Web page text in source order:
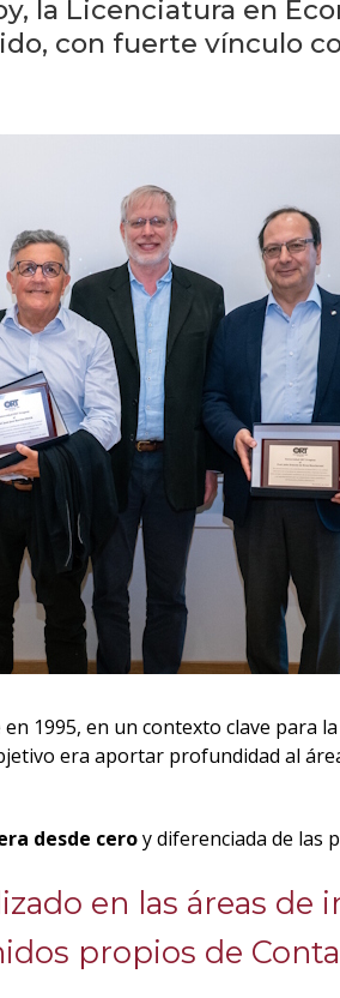
la Licenciatura en
con fuerte vínculo
1995, en un contexto clave para
era aportar profundidad al
desde ceroy diferenciada de las
en las áreas de
propios de